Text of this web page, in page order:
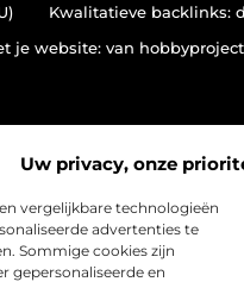
Uw privacy, onze
vergelijkbare technologieën
advertenties te
Sommige cookies zijn
gepersonaliseerde en
Kwalitatieve backlinks:
je website: van